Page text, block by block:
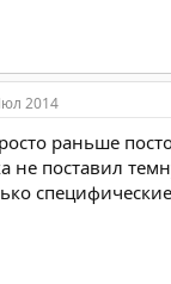
2014
раньше
не поставил